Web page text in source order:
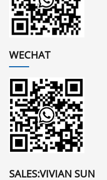
WECHAT
SALES:VIVIAN SUN